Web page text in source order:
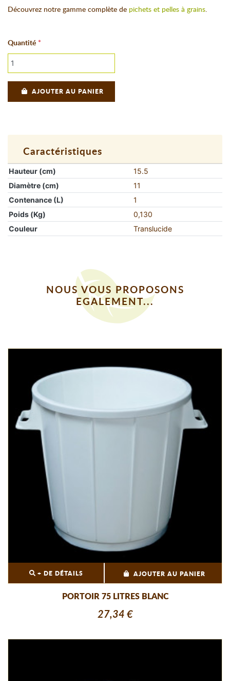
Découvrez notre gamme complète de pichets et pelles à grains
Quantité
AJOUTER AU PANIER
Caractéristiques
Hauteur (cm)
15.5
Diamètre (cm)
11
Contenance (L)
1
Poids (Kg)
0,130
Couleur
Translucide
NOUS VOUS PROPOSONS
EGALEMENT...
+ DE DÉTAILS AJOUTER AU PANIER
PORTOIR 75 LITRES BLANC
27,34 €